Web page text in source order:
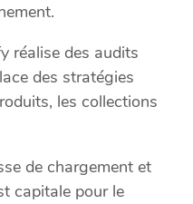
réalise des audits
des stratégies
les collections
de chargement et
capitale pour le